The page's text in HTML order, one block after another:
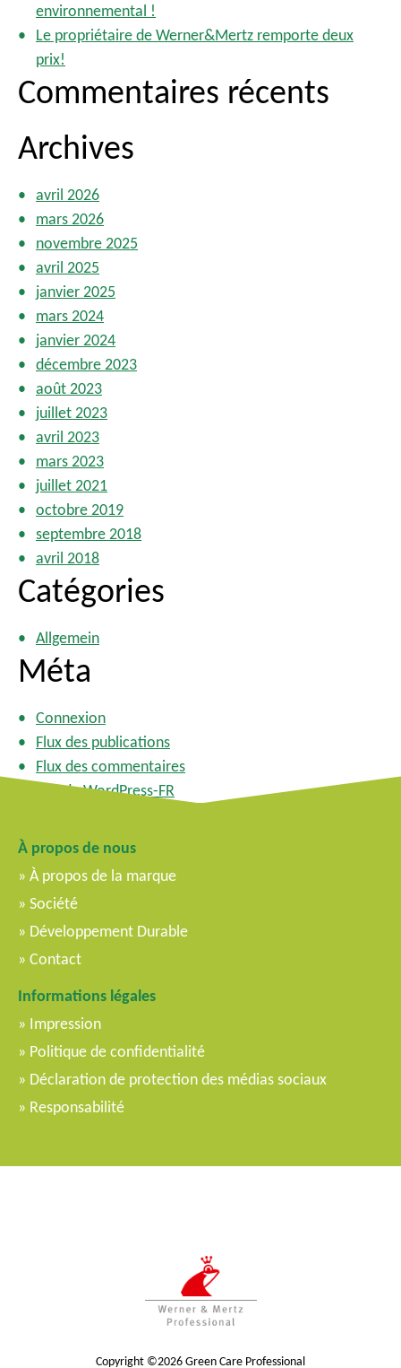
l
i
a
o
s
environnemental !
Le propriétaire de Werner&Mertz remporte deux
prix!
Commentaires récents
Archives
avril 2026
mars 2026
novembre 2025
avril 2025
janvier 2025
mars 2024
janvier 2024
décembre 2023
août 2023
juillet 2023
avril 2023
mars 2023
juillet 2021
octobre 2019
septembre 2018
avril 2018
Catégories
Allgemein
Méta
Connexion
Flux des publications
Flux des commentaires
Site de WordPress-FR
À propos de nous
À propos de la marque
Société
Développement Durable
Contact
Informations légales
Impression
Politique de confidentialité
Déclaration de protection des médias sociaux
Responsabilité
Copyright ©2026 Green Care Professional